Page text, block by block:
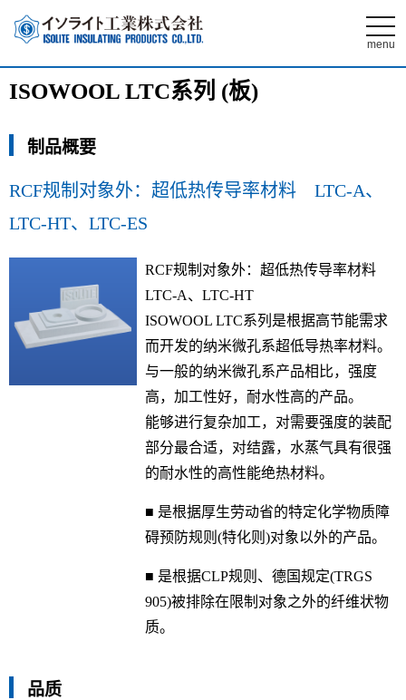
t
o
g
g
menu
ISOWOOL LTC系列 (板)
制品概要
RCF规制对象外：超低热传导率材料 LTC-A、
LTC-HT、LTC-ES
RCF规制对象外：超低热传导率材料
LTC-A、LTC-HT
ISOWOOL LTC系列是根据高节能需求
而开发的纳米微孔系超低导热率材料。
与一般的纳米微孔系产品相比，强度
高，加工性好，耐水性高的产品。
能够进行复杂加工，对需要强度的装配
部分最合适，对结露，水蒸气具有很强
的耐水性的高性能绝热材料。
■ 是根据厚生劳动省的特定化学物质障
碍预防规则(特化则)对象以外的产品。
■ 是根据CLP规则、德国规定(TRGS
905)被排除在限制对象之外的纤维状物
质。
品质